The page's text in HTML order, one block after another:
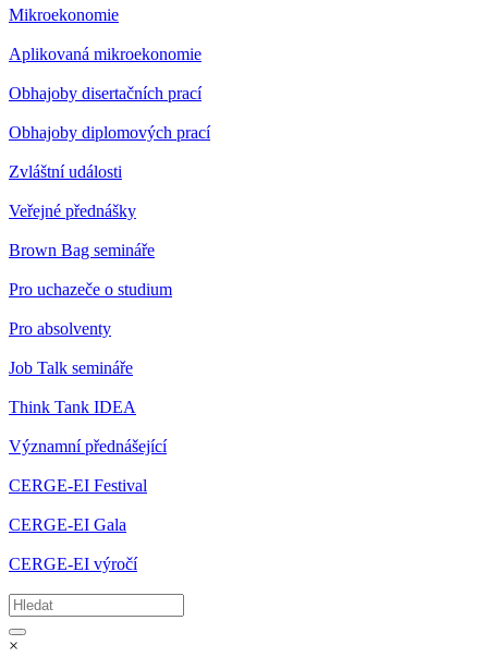
Mikroekonomie
Aplikovaná mikroekonomie
Obhajoby disertačních prací
Obhajoby diplomových prací
Zvláštní události
Veřejné přednášky
Brown Bag semináře
Pro uchazeče o studium
Pro absolventy
Job Talk semináře
Think Tank IDEA
Významní přednášející
CERGE-EI Festival
CERGE-EI Gala
CERGE-EI výročí
×